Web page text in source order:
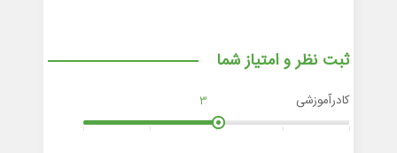
ثبت نظر و امتیاز شما
کادرآموزشی 3